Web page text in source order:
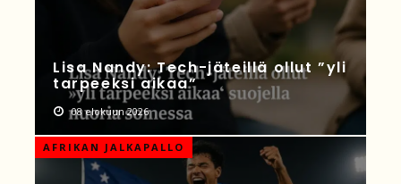
Lisa Nandy: Tech-jäteillä ollut ”yli
tarpeeksi aikaa”
08 elokuun 2026
AFRIKAN JALKAPALLO